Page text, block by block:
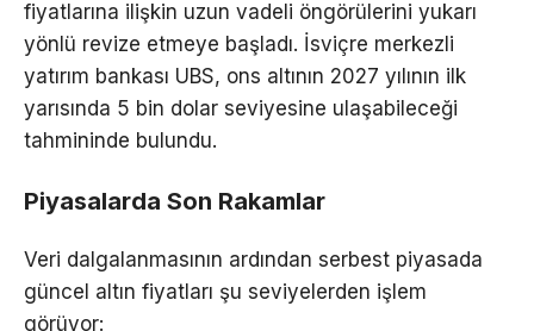
fiyatlarına ilişkin uzun vadeli öngörülerini yukarı
yönlü revize etmeye başladı. İsviçre merkezli
yatırım bankası UBS, ons altının 2027 yılının ilk
yarısında 5 bin dolar seviyesine ulaşabileceği
tahmininde bulundu.
Piyasalarda Son Rakamlar
Veri dalgalanmasının ardından serbest piyasada
güncel altın fiyatları şu seviyelerden işlem
görüyor: